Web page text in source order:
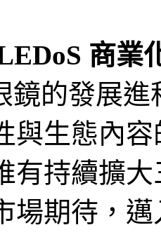
商業
鏡的發展
與生態內
有持續擴
場期待，